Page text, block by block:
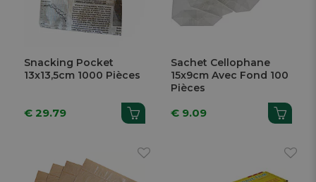
Snacking Pocket
13x13,5cm 1000 Pièces
€ 29.79
Sachet Cellophane
15x9cm Avec Fond 100
Pièces
€ 9.09